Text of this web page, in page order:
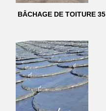
BÂCHAGE DE TOITURE 35